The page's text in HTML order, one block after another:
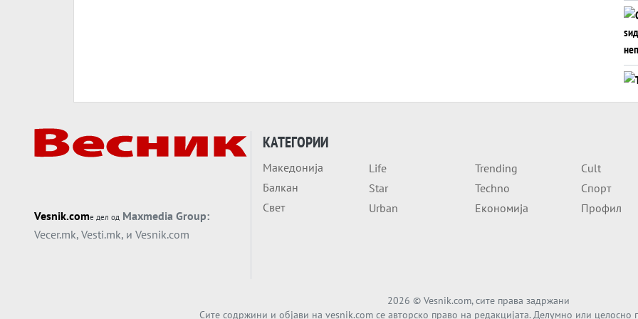
Vesnik.comе дел од Maxmedia Group:
Vecer.mk, Vesti.mk, и Vesnik.com
КАТЕГОРИИ
Македонија
Балкан
Свет
Life
Star
Urban
Trending
Techno
Економија
Cult
Спорт
Профил
2026 © Vesnik.com, сите права задржани
Сите содржини и објави на vesnik.com се авторско право на редакцијата. Делумно или целосно